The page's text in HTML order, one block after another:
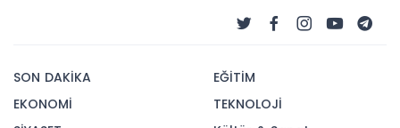
SON DAKİKA
EKONOMİ
EĞİTİM
TEKNOLOJİ